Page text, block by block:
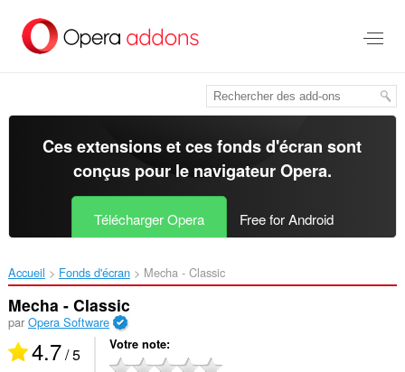
contenu
Ces extensions et ces fonds d'écran sont
conçus pour le navigateur Opera.
Télécharger Opera Free for Android
Accueil Fonds d'écran Mecha - Classic‎
Mecha - Classic
par Opera Software
4.7/ 5 Votre note